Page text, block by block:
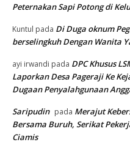
Peternakan Sapi Potong di
Kuntul pada Di Duga oknum
berselingkuh Dengan Wanita
ayi irwandi pada DPC Khusus
Laporkan Desa Pageraji Ke
Dugaan Penyalahgunaan
Saripudin pada Merajut
Bersama Buruh, Serikat
Ciamis